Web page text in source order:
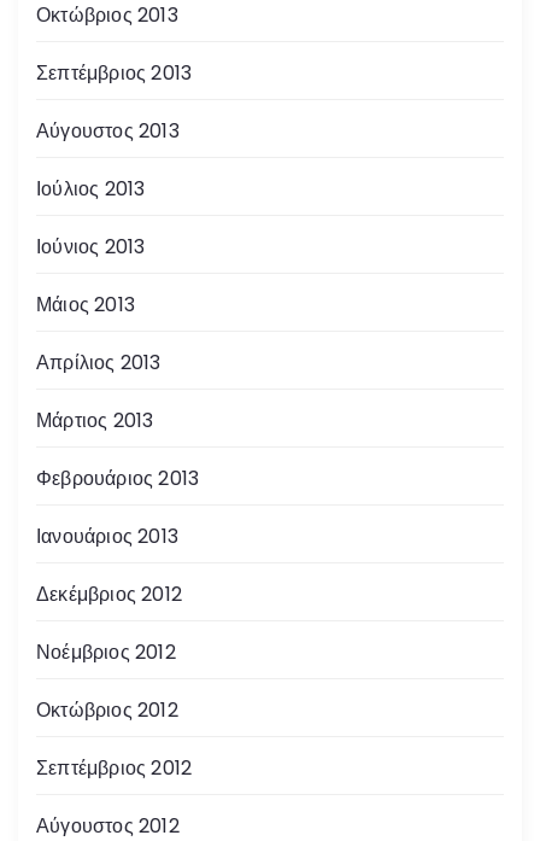
Οκτώβριος 2013
Σεπτέμβριος 2013
Αύγουστος 2013
Ιούλιος 2013
Ιούνιος 2013
Μάιος 2013
Απρίλιος 2013
Μάρτιος 2013
Φεβρουάριος 2013
Ιανουάριος 2013
Δεκέμβριος 2012
Νοέμβριος 2012
Οκτώβριος 2012
Σεπτέμβριος 2012
Αύγουστος 2012